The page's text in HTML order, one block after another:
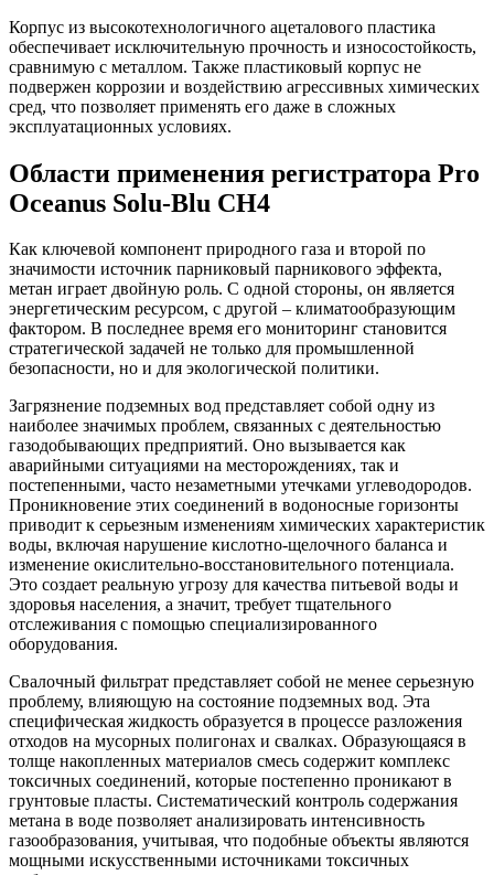
Корпус из высокотехнологичного ацеталового пластика
обеспечивает исключительную прочность и износостойкость,
сравнимую с металлом. Также пластиковый корпус не
подвержен коррозии и воздействию агрессивных химических
сред, что позволяет применять его даже в сложных
эксплуатационных условиях.
Области применения регистратора Pro
Oceanus Solu-Blu CH4
Как ключевой компонент природного газа и второй по
значимости источник парниковый парникового эффекта,
метан играет двойную роль. С одной стороны, он является
энергетическим ресурсом, с другой – климатообразующим
фактором. В последнее время его мониторинг становится
стратегической задачей не только для промышленной
безопасности, но и для экологической политики.
Загрязнение подземных вод представляет собой одну из
наиболее значимых проблем, связанных с деятельностью
газодобывающих предприятий. Оно вызывается как
аварийными ситуациями на месторождениях, так и
постепенными, часто незаметными утечками углеводородов.
Проникновение этих соединений в водоносные горизонты
приводит к серьезным изменениям химических характеристик
воды, включая нарушение кислотно-щелочного баланса и
изменение окислительно-восстановительного потенциала.
Это создает реальную угрозу для качества питьевой воды и
здоровья населения, а значит, требует тщательного
отслеживания с помощью специализированного
оборудования.
Свалочный фильтрат представляет собой не менее серьезную
проблему, влияющую на состояние подземных вод. Эта
специфическая жидкость образуется в процессе разложения
отходов на мусорных полигонах и свалках. Образующаяся в
толще накопленных материалов смесь содержит комплекс
токсичных соединений, которые постепенно проникают в
грунтовые пласты. Систематический контроль содержания
метана в воде позволяет анализировать интенсивность
газообразования, учитывая, что подобные объекты являются
мощными искусственными источниками токсичных